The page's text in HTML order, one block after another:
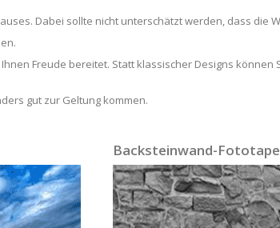
Dabei sollte nicht unterschätzt werden, dass die
Freude bereitet. Statt klassischer Designs können
gut zur Geltung kommen.
Backsteinwand-